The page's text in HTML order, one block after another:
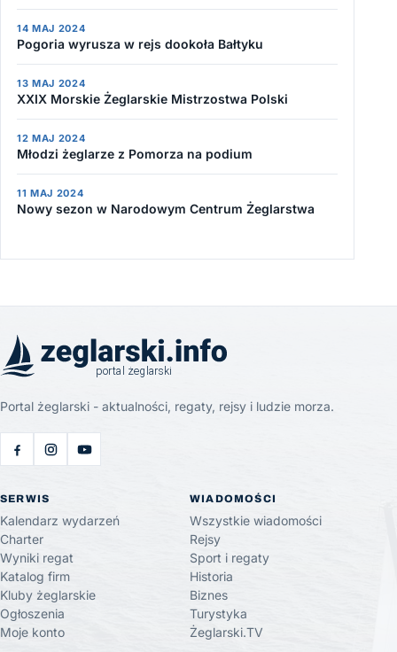
14 MAJ 2024
Pogoria wyrusza w rejs dookoła Bałtyku
13 MAJ 2024
XXIX Morskie Żeglarskie Mistrzostwa Polski
12 MAJ 2024
Młodzi żeglarze z Pomorza na podium
11 MAJ 2024
Nowy sezon w Narodowym Centrum Żeglarstwa
Portal żeglarski - aktualności, regaty, rejsy i ludzie morza.
SERWIS
Kalendarz wydarzeń
Charter
Wyniki regat
Katalog firm
Kluby żeglarskie
Ogłoszenia
Moje konto
WIADOMOŚCI
Wszystkie wiadomości
Rejsy
Sport i regaty
Historia
Biznes
Turystyka
Żeglarski.TV